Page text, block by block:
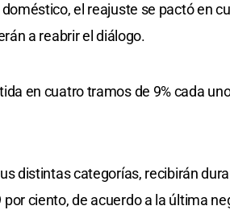
el reajuste se pactó en
a reabrir el diálogo.
en cuatro tramos de 9% cada
distintas categorías, recibirán
ciento, de acuerdo a la última